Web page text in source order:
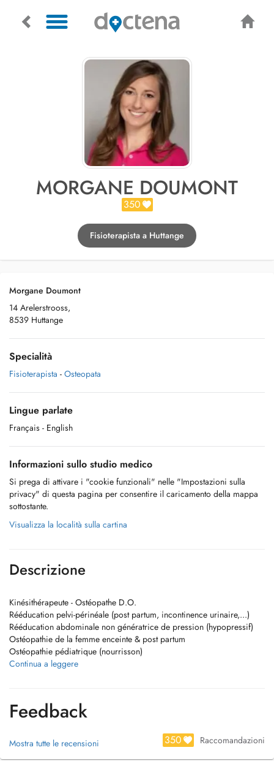
MORGANE DOUMONT
350
Fisioterapista a Huttange
Morgane Doumont
14 Arelerstrooss,
8539 Huttange
Specialità
Fisioterapista - Osteopata
Lingue parlate
Français - English
Informazioni sullo studio medico
Si prega di attivare i "cookie funzionali" nelle "Impostazioni sulla
privacy" di questa pagina per consentire il caricamento della mappa
sottostante.
Visualizza la località sulla cartina
Descrizione
Kinésithérapeute - Ostéopathe D.O.
Rééducation pelvi-périnéale (post partum, incontinence urinaire,...)
Rééducation abdominale non génératrice de pression (hypopressif)
Ostéopathie de la femme enceinte & post partum
Ostéopathie pédiatrique (nourrisson)
Rééducation orthopédique et traumatologique
+352 661 960 242
Continua a leggere
Feedback
Mostra tutte le recensioni 350 Raccomandazioni